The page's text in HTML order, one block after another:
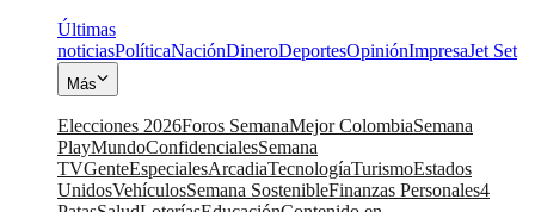
Últimas
noticiasPolíticaNaciónDineroDeportesOpiniónImpresaJet Set
Más
Elecciones 2026Foros SemanaMejor ColombiaSemana
PlayMundoConfidencialesSemana
TVGenteEspecialesArcadiaTecnologíaTurismoEstados
UnidosVehículosSemana SostenibleFinanzas Personales4